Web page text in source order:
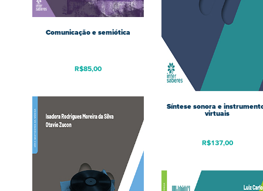
Comunicação e semiótica
R$85,00
Síntese sonora e
virtuais
R$137,00